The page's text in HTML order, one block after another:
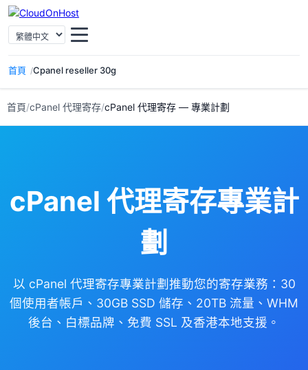
首頁 Cpanel reseller 30g
選擇語言
首頁/cPanel 代理寄存/cPanel 代理寄存 — 專業計劃
cPanel 代理寄存專業計
劃
以 cPanel 代理寄存專業計劃推動您的寄存業務：30
個使用者帳戶、30GB SSD 儲存、20TB 流量、WHM
後台、白標品牌、免費 SSL 及香港本地支援。